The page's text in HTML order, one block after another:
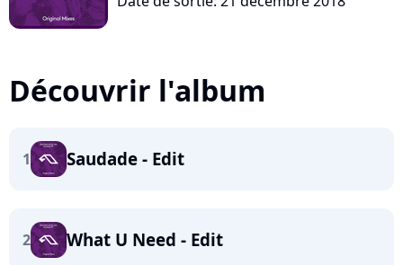
Découvrir l'album
1 Saudade - Edit
2 What U Need - Edit